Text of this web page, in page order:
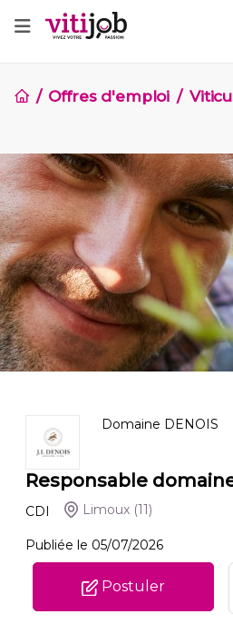
Offres d'emploi
Domaine DENOIS
Responsable
CDI Limoux (11)
Publiée le 05/07/2026
Postuler